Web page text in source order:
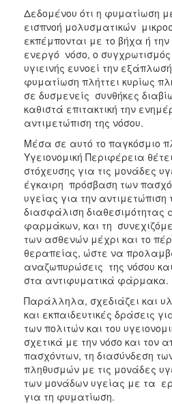
Δεδομένου ότι η φυματίωση
εισπνοή μολυσματικών
εκπέμπονται με το βήχα ή
ενεργό νόσο, ο
υγιεινής ευνοεί την
φυματίωση πλήττει κυρίως
σε δυσμενείς συνθήκες
καθιστά επιτακτική την
αντιμετώπιση της νόσου.
Μέσα σε αυτό το παγκόσμιο
Υγειονομική Περιφέρεια
στόχευσης για τις μονάδες
έγκαιρη πρόσβαση των
υγείας για την
διασφάλιση διαθεσιμότητας
φαρμάκων, και τη
των ασθενών μέχρι και το
θεραπείας, ώστε να
αναζωπυρώσεις της νόσου
στα αντιφυματικά φάρμακα.
Παράλληλα, σχεδιάζει και
και εκπαιδευτικές δράσεις
των πολιτών και του
σχετικά με την νόσο και τον
πασχόντων, τη διασύνδεση
πληθυσμών με τις μονάδες
των μονάδων υγείας με τα
για τη φυματίωση.